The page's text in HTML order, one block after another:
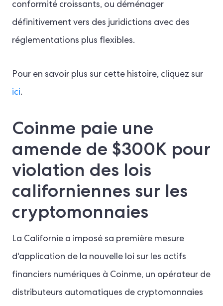
conformité croissants, ou déménager
définitivement vers des juridictions avec des
réglementations plus flexibles.
Pour en savoir plus sur cette histoire, cliquez sur
ici.
Coinme paie une
amende de $300K pour
violation des lois
californiennes sur les
cryptomonnaies
La Californie a imposé sa première mesure
d'application de la nouvelle loi sur les actifs
financiers numériques à Coinme, un opérateur de
distributeurs automatiques de cryptomonnaies